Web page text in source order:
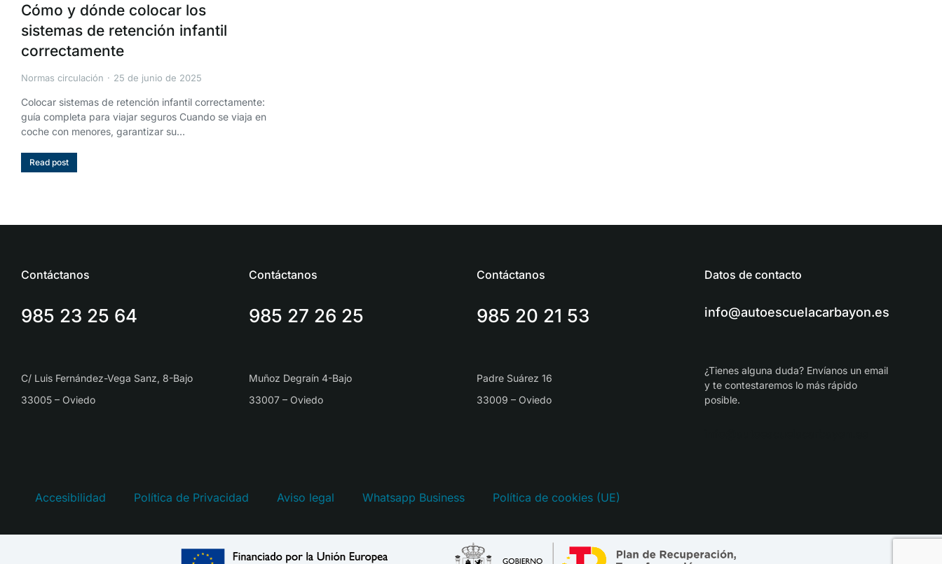
Cómo y dónde colocar los
sistemas de retención infantil
correctamente
Normas circulación 25 de junio de 2025
Colocar sistemas de retención infantil correctamente:
guía completa para viajar seguros Cuando se viaja en
coche con menores, garantizar su…
Read post
Contáctanos
985 23 25 64
C/ Luis Fernández-Vega Sanz, 8-Bajo
33005 – Oviedo
Contáctanos
985 27 26 25
Muñoz Degraín 4-Bajo
33007 – Oviedo
Contáctanos
985 20 21 53
Padre Suárez 16
33009 – Oviedo
Datos de contacto
info@autoescuelacarbayon.es
¿Tienes alguna duda? Envíanos un email
y te contestaremos lo más rápido
posible.
Accesibilidad Política de Privacidad Aviso legal Whatsapp Business Política de cookies (UE)